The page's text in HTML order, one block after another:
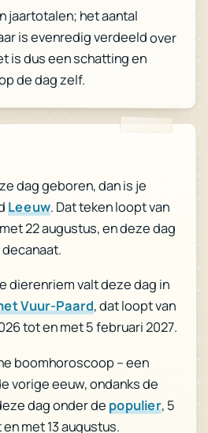
jaartotalen; het aantal
is evenredig verdeeld over
is dus een schatting en
de dag zelf.
dag geboren, dan is je
Leeuw. Dat teken loopt van
22 augustus, en deze dag
dierenriem valt deze dag in
Vuur-Paard, dat loopt van
tot en met 5 februari 2027.
boomhoroscoop – een
vorige eeuw, ondanks de
dag onder de populier, 5
met 13 augustus.